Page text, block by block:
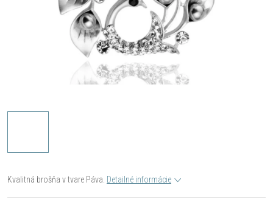
Kvalitná brošňa v tvare Páva. Detailné informácie